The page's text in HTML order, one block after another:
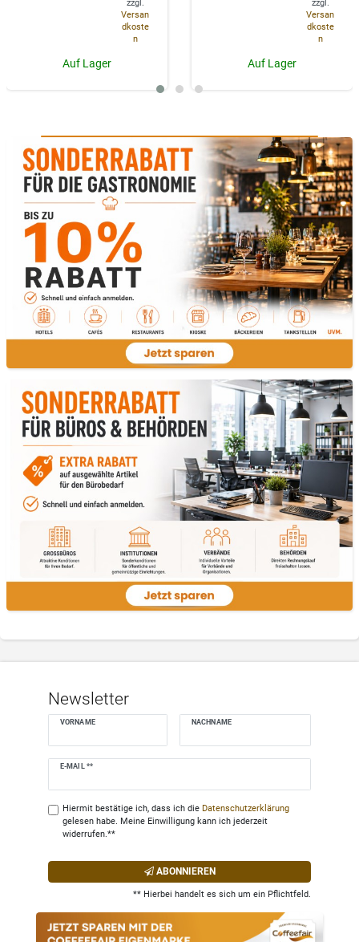
zzgl.
Versan
dkoste
n
Auf Lager
zzgl.
Versan
dkoste
n
Auf Lager
Newsletter
VORNAME NACHNAME
E-MAIL **
Newsletter
Hiermit bestätige ich, dass ich die Daten­schutz­erklärung
gelesen habe. Meine Einwilligung kann ich jederzeit
widerrufen.**
ABONNIEREN
** Hierbei handelt es sich um ein Pflichtfeld.